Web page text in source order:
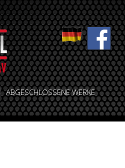
ABGESCHLOSSENE WERKE